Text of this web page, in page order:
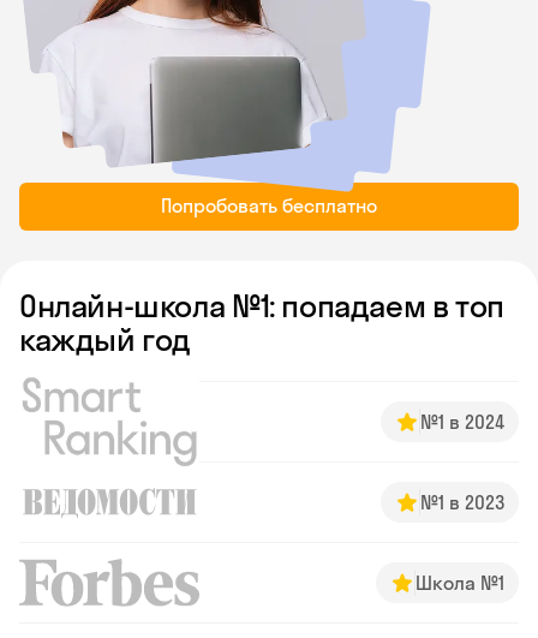
Попробовать бесплатно
Онлайн-школа №1: попадаем в топ
каждый год
№1 в 2024
№1 в 2023
Школа №1